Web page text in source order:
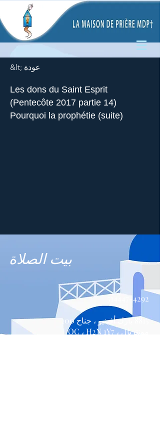
&lt; عودة
Les dons du Saint Esprit
(Pentecôte 2017 partie 14)
Pourquoi la prophétie (suite)
بيت الصلاة
514447-4292
8815 بارك أفينيو ، جناح 100
مونتريال ، QC ، H2N 1Y7